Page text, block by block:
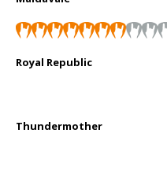
Royal Republic
Thundermother